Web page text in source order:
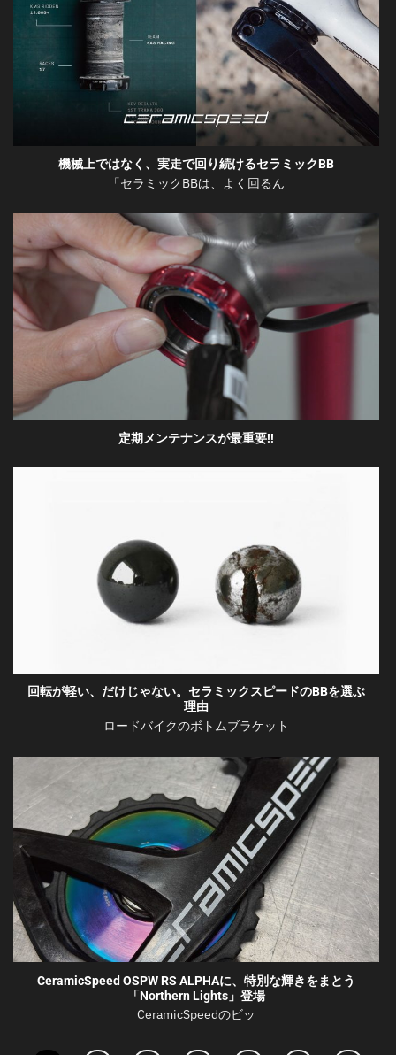
機械上ではなく、実走で回り続けるセラミックBB
「セラミックBBは、よく回るん
定期メンテナンスが最重要!!
回転が軽い、だけじゃない。セラミックスピードのBBを選ぶ
理由
ロードバイクのボトムブラケット
CeramicSpeed OSPW RS ALPHAに、特別な輝きをまとう
「Northern Lights」登場
CeramicSpeedのビッ